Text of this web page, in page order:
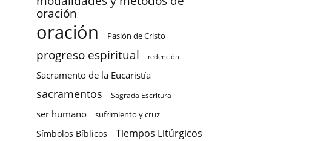
oración
oración Pasión de Cristo
progreso espiritual redención
Sacramento de la Eucaristía
sacramentos Sagrada Escritura
ser humano sufrimiento y cruz
Símbolos Bíblicos Tiempos Litúrgicos